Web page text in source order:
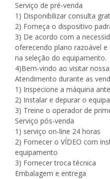
Serviço de pré-venda
1) Disponibilizar consulta
2) Forneça o dispositivo
3) De acordo com a
oferecendo plano razoável
na seleção do equipamento.
4)Bem-vindo ao visitar
Atendimento durante as
1) Inspecione a máquina
2) Instalar e depurar o
3) Treine o operador de
Serviço pós-venda
1) serviço on-line 24 horas
2) Fornecer o VÍDEO com
equipamento
3) Fornecer troca técnica
Embalagem e entrega